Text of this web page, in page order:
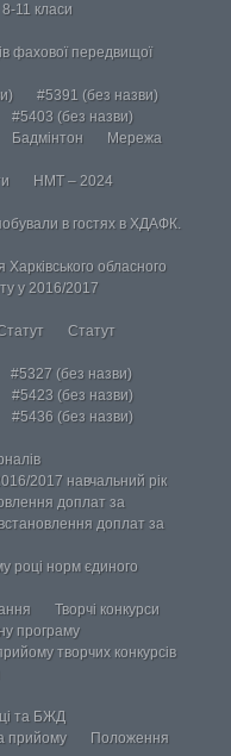
8-11 класи
фахової передвищої
#5391 (без назви)
#5403 (без назви)
Бадмінтон
Мережа
НМТ – 2024
в гостях в ХДАФК.
Харківського обласного
у 2016/2017
Статут
#5327 (без назви)
#5423 (без назви)
#5436 (без назви)
2017 навчальний рік
доплат за
доплат за
році норм єдиного
Творчі конкурси
програму
творчих конкурсів
та БЖД
прийому
Положення